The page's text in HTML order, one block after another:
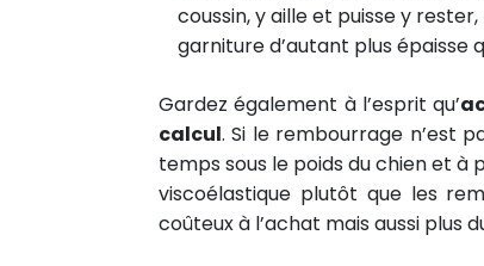
coussin, y aille et puisse y
garniture d’autant plus épaisse
Gardez également à l’esprit qu’
calcul. Si le rembourrage n’est
temps sous le poids du chien et
viscoélastique plutôt que les
coûteux à l’achat mais aussi plus